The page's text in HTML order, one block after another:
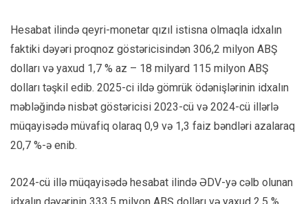
Hesabat ilində qeyri-monetar qızıl istisna olmaqla idxalın
faktiki dəyəri proqnoz göstəricisindən 306,2 milyon ABŞ
dolları və yaxud 1,7 % az – 18 milyard 115 milyon ABŞ
dolları təşkil edib. 2025-ci ildə gömrük ödənişlərinin idxalın
məbləğində nisbət göstəricisi 2023-cü və 2024-cü illərlə
müqayisədə müvafiq olaraq 0,9 və 1,3 faiz bəndləri azalaraq
20,7 %-ə enib.
2024-cü illə müqayisədə hesabat ilində ƏDV-yə cəlb olunan